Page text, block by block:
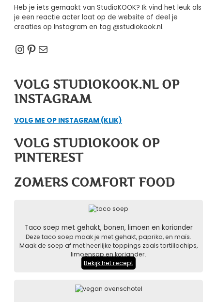
Heb je iets gemaakt van StudioKOOK? Ik vind het leuk als
je een reactie acter laat op de website of deel je
creaties op Instagram en tag @studiokook.nl.
Instagram
Pinterest
E-mail
VOLG STUDIOKOOK.NL OP
INSTAGRAM
VOLG ME OP INSTAGRAM (KLIK)
VOLG STUDIOKOOK OP
PINTEREST
ZOMERS COMFORT FOOD
Taco soep met gehakt, bonen, limoen en koriander
Deze taco soep maak je met gehakt, paprika, en maïs.
Maak de soep af met heerlijke toppings zoals tortillachips,
limoensap en koriander.
Bekijk het recept